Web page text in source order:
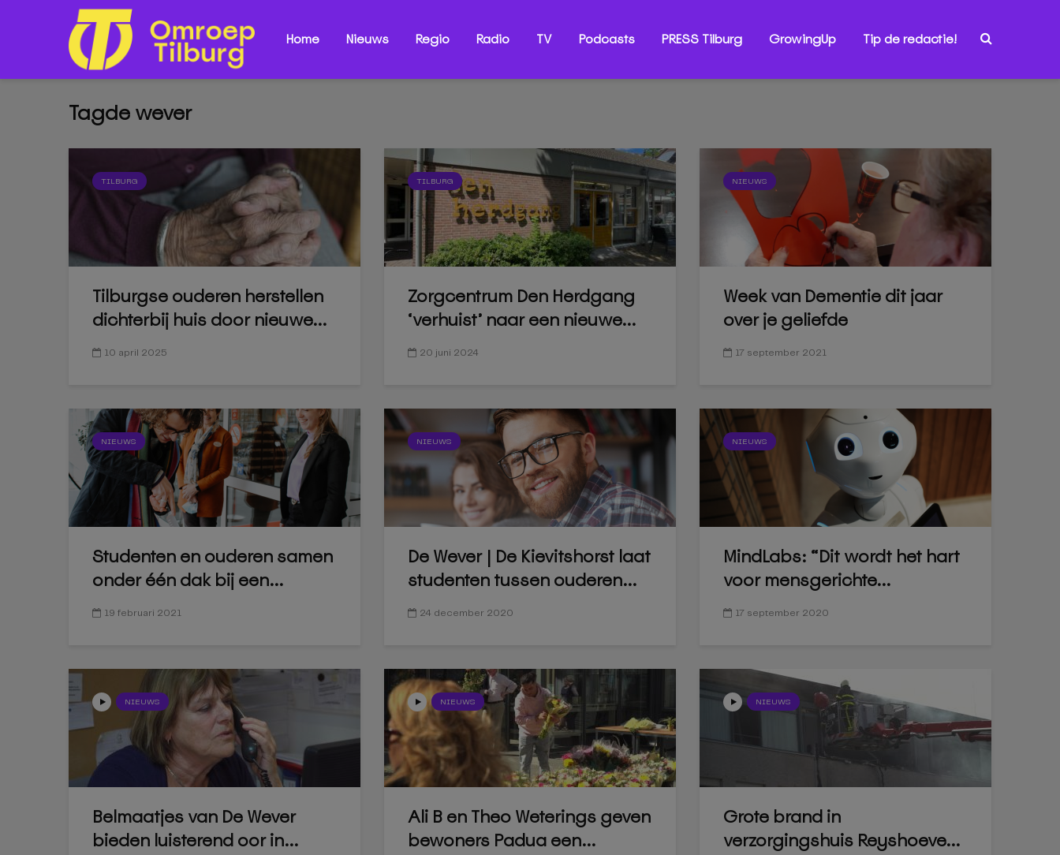
Home Nieuws Regio Radio TV Podcasts PRESS Tilburg GrowingUp Tip de redactie!
Tagde wever
TILBURG
Tilburgse ouderen herstellen
dichterbij huis door nieuwe...
10 april 2025
TILBURG
Zorgcentrum Den Herdgang
‘verhuist’ naar een nieuwe...
20 juni 2024
NIEUWS
Week van Dementie dit jaar
over je geliefde
17 september 2021
NIEUWS
Studenten en ouderen samen
onder één dak bij een...
19 februari 2021
NIEUWS
De Wever | De Kievitshorst laat
studenten tussen ouderen...
24 december 2020
NIEUWS
MindLabs: “Dit wordt het hart
voor mensgerichte...
17 september 2020
NIEUWS
Belmaatjes van De Wever
bieden luisterend oor in...
NIEUWS
Ali B en Theo Weterings geven
bewoners Padua een...
NIEUWS
Grote brand in
verzorgingshuis Reyshoeve...